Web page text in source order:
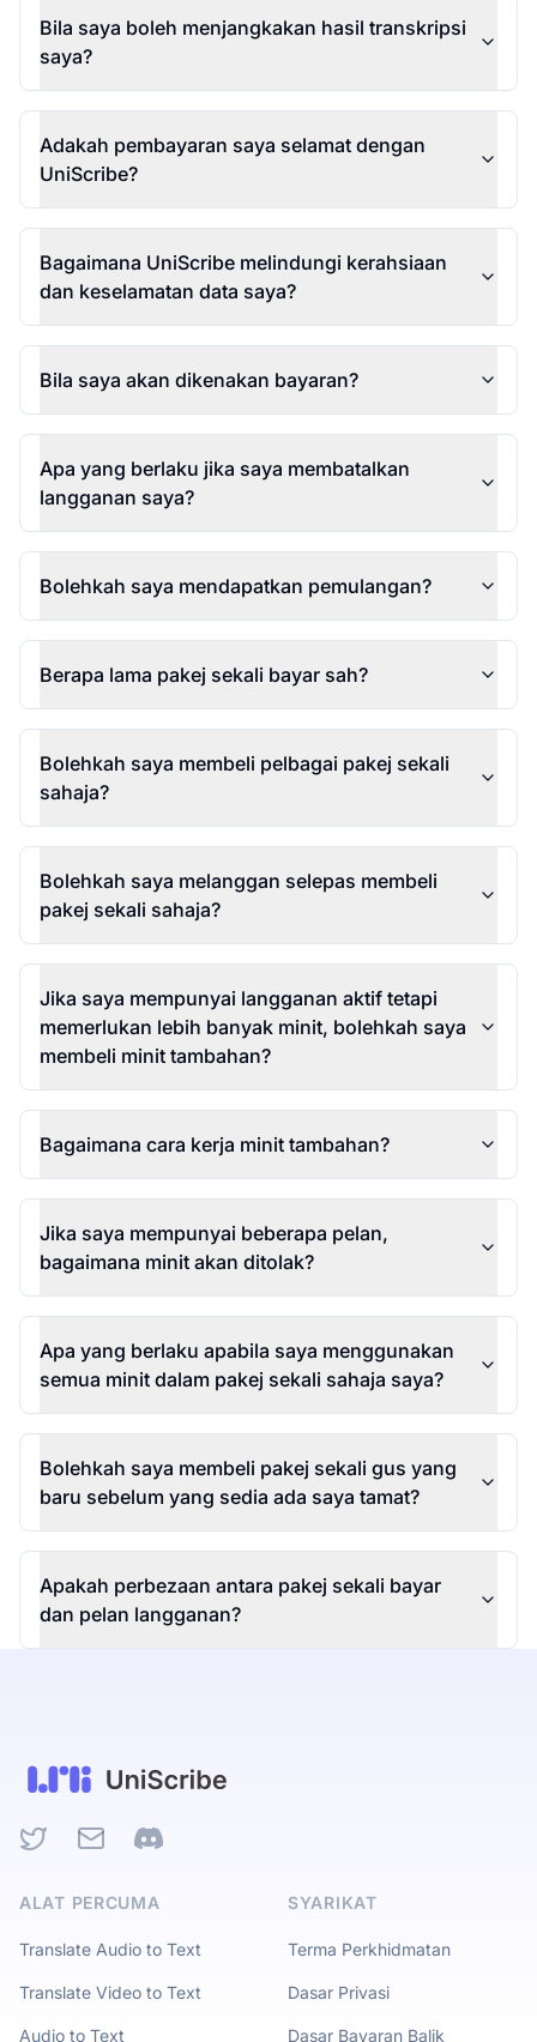
Bila saya boleh menjangkakan hasil transkripsi
saya?
Adakah pembayaran saya selamat dengan
UniScribe?
Bagaimana UniScribe melindungi kerahsiaan
dan keselamatan data saya?
Bila saya akan dikenakan bayaran?
Apa yang berlaku jika saya membatalkan
langganan saya?
Bolehkah saya mendapatkan pemulangan?
Berapa lama pakej sekali bayar sah?
Bolehkah saya membeli pelbagai pakej sekali
sahaja?
Bolehkah saya melanggan selepas membeli
pakej sekali sahaja?
Jika saya mempunyai langganan aktif tetapi
memerlukan lebih banyak minit, bolehkah saya
membeli minit tambahan?
Bagaimana cara kerja minit tambahan?
Jika saya mempunyai beberapa pelan,
bagaimana minit akan ditolak?
Apa yang berlaku apabila saya menggunakan
semua minit dalam pakej sekali sahaja saya?
Bolehkah saya membeli pakej sekali gus yang
baru sebelum yang sedia ada saya tamat?
Apakah perbezaan antara pakej sekali bayar
dan pelan langganan?
TwitterEmail Discord
ALAT PERCUMA
Translate Audio to Text
Translate Video to Text
Audio to Text
SYARIKAT
Terma Perkhidmatan
Dasar Privasi
Dasar Bayaran Balik